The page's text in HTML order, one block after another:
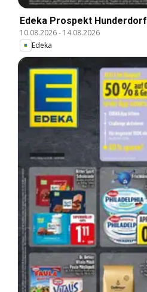
Edeka Prospekt Hunderdorf
10.08.2026- 14.08.2026
Edeka